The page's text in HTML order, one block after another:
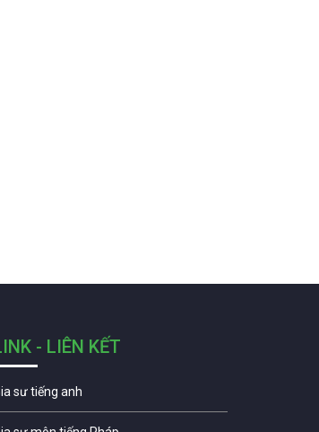
- LIÊN KẾT
sư tiếng anh